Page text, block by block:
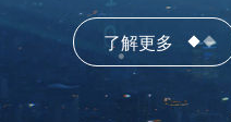
了解更多
了解更多